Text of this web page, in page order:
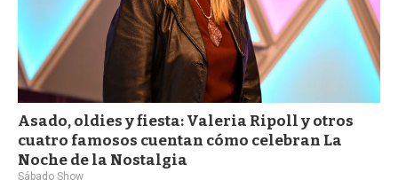
Asado, oldies y fiesta: Valeria Ripoll y otros
cuatro famosos cuentan cómo celebran La
Noche de la Nostalgia
Sábado Show